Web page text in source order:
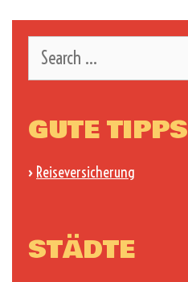
for:
GUTE TIPPS
› Reiseversicherung
STÄDTE